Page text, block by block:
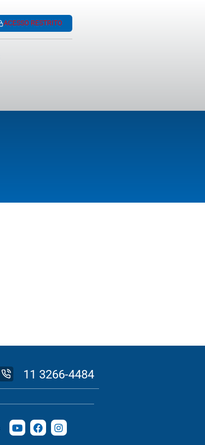
ACESSO RESTRITO
11 3266-4484